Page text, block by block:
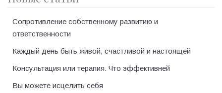
Сопротивление собственному развитию и
ответственности
Каждый день быть живой, счастливой и настоящей
Консультация или терапия. Что эффективней
Вы можете исцелить себя